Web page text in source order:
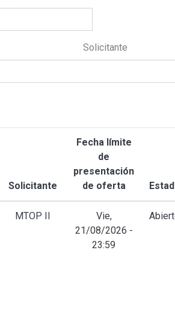
Solicitante
Solicitante
Fecha límite
de
presentación
de oferta
MTOP II
Vie,
21/08/2026 -
23:59